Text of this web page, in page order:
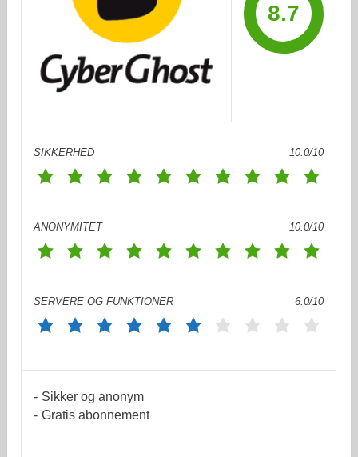
8.7
SIKKERHED 10.0/10
ANONYMITET 10.0/10
SERVERE OG FUNKTIONER 6.0/10
Sikker og anonym
Gratis abonnement